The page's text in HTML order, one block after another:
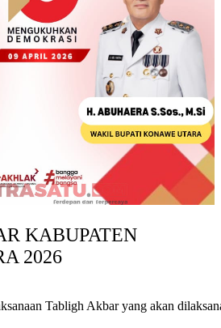
KABUPATEN
2026
Tabligh Akbar yang akan